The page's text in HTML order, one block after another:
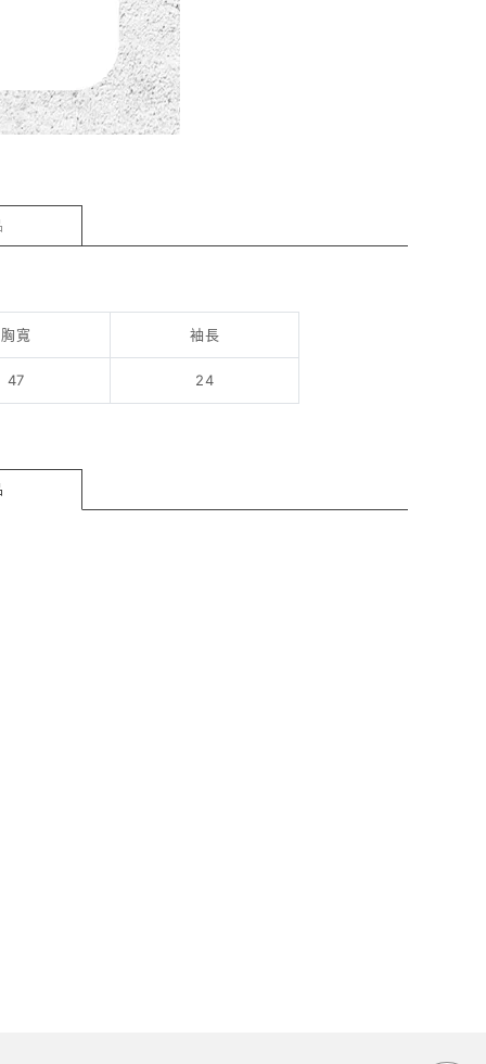
胸寬 袖長
47 24